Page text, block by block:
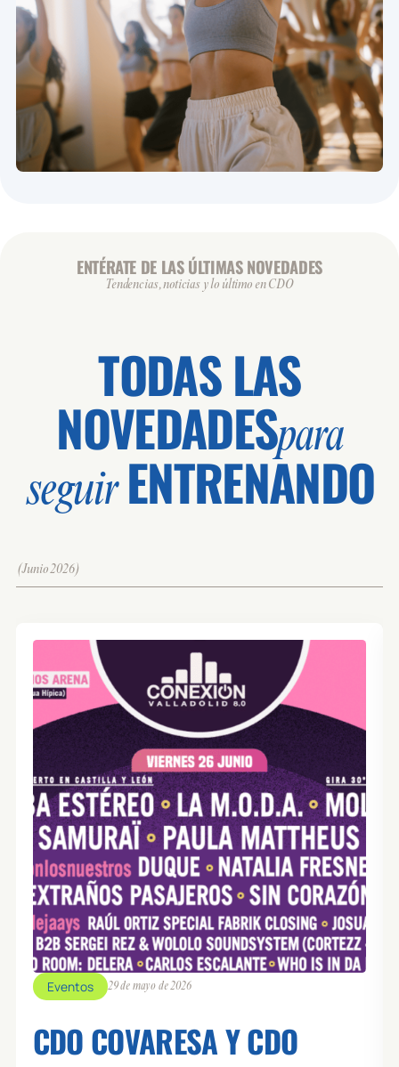
ENTÉRATE DE LAS ÚLTIMAS NOVEDADES
Tendencias, noticias y lo último en CDO
TODAS LAS
NOVEDADESpara
seguirENTRENANDO
(Junio 2026)
Eventos 29 de mayo de 2026
CDO COVARESA Y CDO